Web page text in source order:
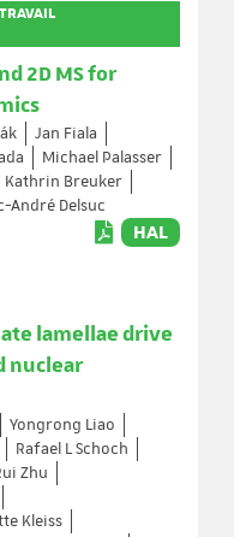
2D MS for
Jan Fiala
Michael Palasser
Kathrin Breuker
André Delsuc
HAL
lamellae drive
nuclear
Yongrong Liao
Rafael L Schoch
Zhu
Kleiss